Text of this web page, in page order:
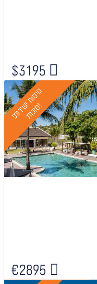
$3195
ט
י
ס
ו
ת
י
ש
י
ר
ו
ת
!
ס
ו
כ
ו
ת
!
€2895
באישור מיידי